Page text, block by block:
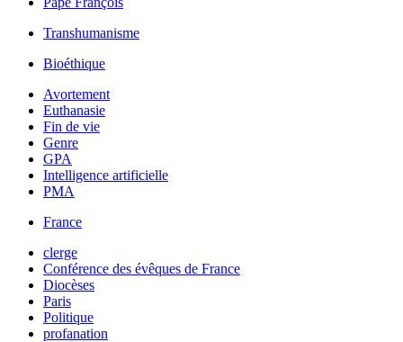
Transhumanisme
Bioéthique
Avortement
Euthanasie
Fin de vie
Genre
GPA
Intelligence artificielle
PMA
France
clerge
Conférence des évêques de France
Diocèses
Paris
Politique
profanation